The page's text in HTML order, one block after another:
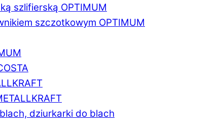
szlifierską OPTIMUM
szczotkowym OPTIMUM
dziurkarki do blach